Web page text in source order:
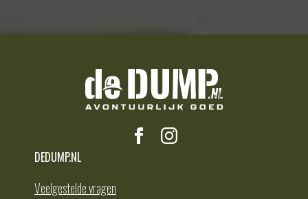
DEDUMP.NL
Veelgestelde vragen